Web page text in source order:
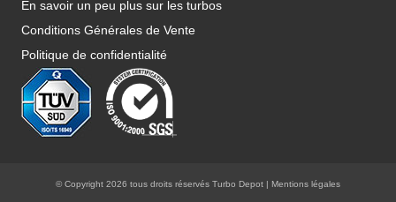
En savoir un peu plus sur les turbos
Conditions Générales de Vente
Politique de confidentialité
© Copyright 2026 tous droits réservés Turbo Depot | Mentions légales